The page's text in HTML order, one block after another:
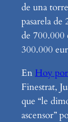
de una
pasarela
de 700.000
300.000
En Hoy
Finestrat,
que “le
ascensor”